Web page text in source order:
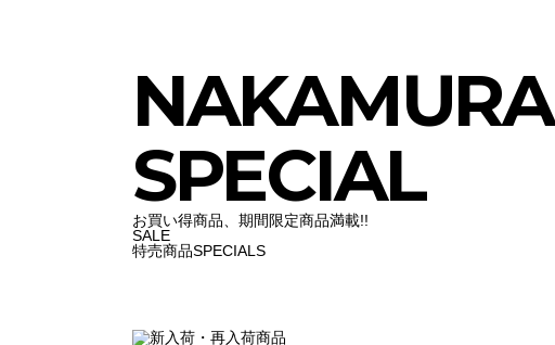
NAKAMURA
SPECIAL
お買い得商品、期間限定商品満載!!
SALE
特売商品SPECIALS